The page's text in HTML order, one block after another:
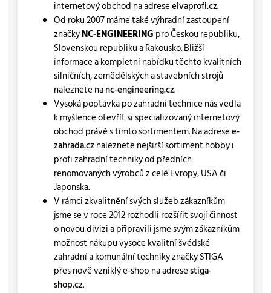
internetový obchod na adreseelvaprofi.cz.
Od roku 2007 máme také výhradní zastoupení
značkyNC-ENGINEERING pro Českou republiku,
Slovenskou republiku a Rakousko. Bližší
informace a kompletní nabídku těchto kvalitních
silničních, zemědělských a stavebních strojů
naleznete nanc-engineering.cz.
Vysoká poptávka po zahradní technice nás vedla
k myšlence otevřít si specializovaný internetový
obchod právě s tímto sortimentem. Na adresee-
zahrada.cznaleznete nejširší sortiment hobby i
profi zahradní techniky od předních
renomovaných výrobců z celé Evropy, USA či
Japonska.
V rámci zkvalitnění svých služeb zákazníkům
jsme se v roce 2012 rozhodli rozšířit svojí činnost
o novou divizi a připravili jsme svým zákazníkům
možnost nákupu vysoce kvalitní švédské
zahradní a komunální techniky značky STIGA
přes nově vzniklý e-shop na adresestiga-
shop.cz.